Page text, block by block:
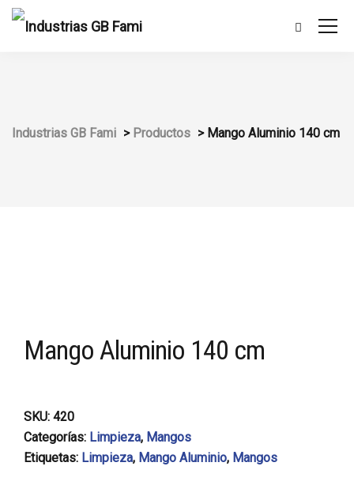
Industrias GB Fami > Productos > Mango Aluminio 140 cm
Mango Aluminio 140 cm
SKU: 420
Categorías: Limpieza, Mangos
Etiquetas: Limpieza, Mango Aluminio, Mangos